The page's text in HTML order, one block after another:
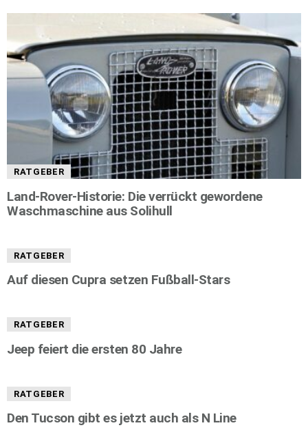
RATGEBER
Land-Rover-Historie: Die verrückt gewordene
Waschmaschine aus Solihull
RATGEBER
Auf diesen Cupra setzen Fußball-Stars
RATGEBER
Jeep feiert die ersten 80 Jahre
RATGEBER
Den Tucson gibt es jetzt auch als N Line